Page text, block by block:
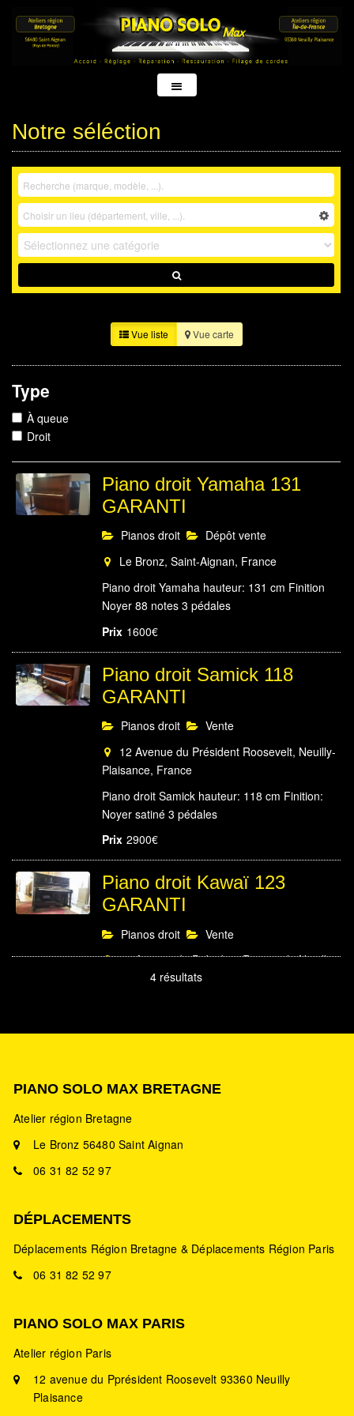
Notre séléction
Vue liste Vue carte
Type
À queue
Droit
Piano droit Yamaha 131
GARANTI
Pianos droit
Dépôt vente
Le Bronz, Saint-Aignan, France
Piano droit Yamaha hauteur: 131 cm Finition
Noyer 88 notes 3 pédales
Prix 1600€
Piano droit Samick 118
GARANTI
Pianos droit
Vente
12 Avenue du Président Roosevelt, Neuilly-
Plaisance, France
Piano droit Samick hauteur: 118 cm Finition:
Noyer satiné 3 pédales
Prix 2900€
Piano droit Kawaï 123
GARANTI
Pianos droit
Vente
12 Avenue du Président Roosevelt, Neuilly-
Plaisance, France
Piano à queue Gaveau
Modèle 1 GARANTI
Pianos à queue
160 cm Finition Noyer Entièrement restauré:
Prix 4600€
4 résultats
PIANO SOLO MAX BRETAGNE
Atelier région Bretagne
Le Bronz 56480 Saint Aignan
06 31 82 52 97
DÉPLACEMENTS
Déplacements Région Bretagne & Déplacements Région Paris
06 31 82 52 97
PIANO SOLO MAX PARIS
Atelier région Paris
12 avenue du Pprésident Roosevelt 93360 Neuilly
Plaisance